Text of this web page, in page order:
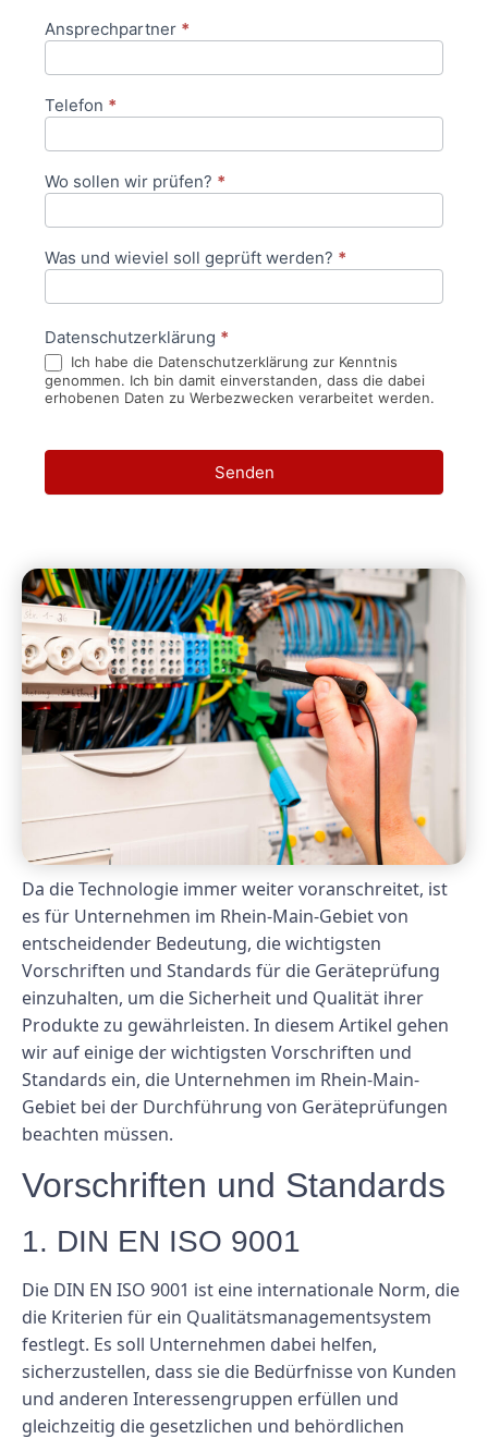
Ansprechpartner *
Telefon *
Wo sollen wir prüfen? *
Was und wieviel soll geprüft werden? *
Datenschutzerklärung *
Ich habe die Datenschutzerklärung zur Kenntnis
genommen. Ich bin damit einverstanden, dass die dabei
erhobenen Daten zu Werbezwecken verarbeitet werden.
Senden
Da die Technologie immer weiter voranschreitet, ist
es für Unternehmen im Rhein-Main-Gebiet von
entscheidender Bedeutung, die wichtigsten
Vorschriften und Standards für die Geräteprüfung
einzuhalten, um die Sicherheit und Qualität ihrer
Produkte zu gewährleisten. In diesem Artikel gehen
wir auf einige der wichtigsten Vorschriften und
Standards ein, die Unternehmen im Rhein-Main-
Gebiet bei der Durchführung von Geräteprüfungen
beachten müssen.
Vorschriften und Standards
1. DIN EN ISO 9001
Die DIN EN ISO 9001 ist eine internationale Norm, die
die Kriterien für ein Qualitätsmanagementsystem
festlegt. Es soll Unternehmen dabei helfen,
sicherzustellen, dass sie die Bedürfnisse von Kunden
und anderen Interessengruppen erfüllen und
gleichzeitig die gesetzlichen und behördlichen